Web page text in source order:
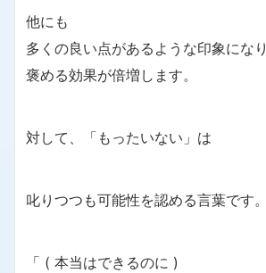
他にも
多くの良い点があるような印象になり
褒める効果が倍増します。
対して、「もったいない」は
叱りつつも可能性を認める言葉です。
「 ( 本当はできるのに )